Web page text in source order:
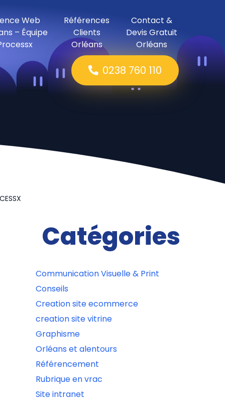
Web
– Équipe
Références
Clients
Orléans
Contact &
Devis Gratuit
Orléans
0238 760 110
Catégories
Communication Visuelle & Print
Conseils
Creation site ecommerce
creation site vitrine
Graphisme
Orléans et alentours
Référencement
Rubrique en vrac
Site intranet